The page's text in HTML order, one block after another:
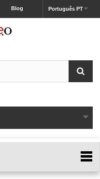
Português PT
Blog